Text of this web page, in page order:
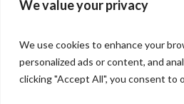
We value your privacy
We use cookies to enhance your
personalized ads or content, and
clicking "Accept All", you consent to
Dronnit